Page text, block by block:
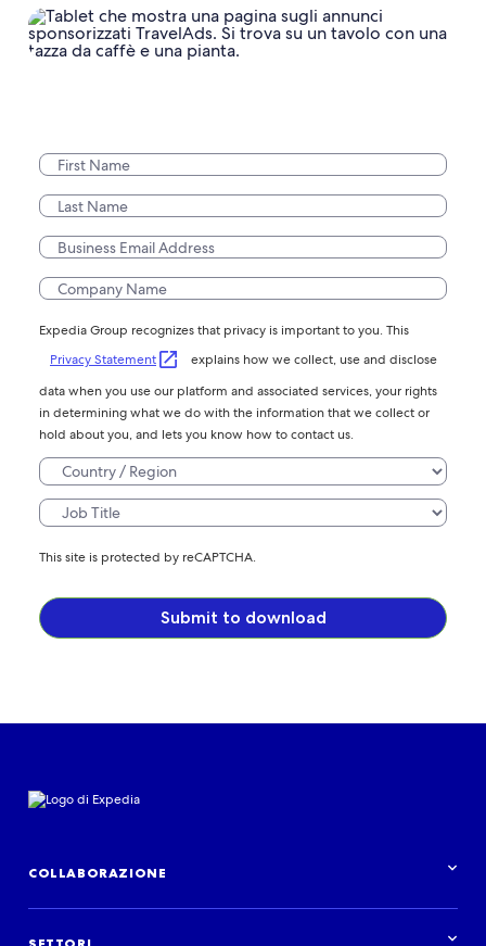
Expedia Group recognizes that privacy is important to you. This
Privacy Statement
explains how we collect, use and disclose
data when you use our platform and associated services, your rights
in determining what we do with the information that we collect or
hold about you, and lets you know how to contact us.
This site is protected by reCAPTCHA.
Submit to download
COLLABORAZIONE